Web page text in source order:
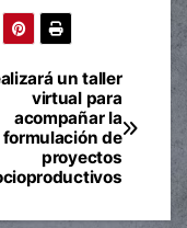
un taller
virtual para
acompañar la
formulación de
proyectos